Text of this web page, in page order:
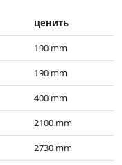
ценить
190 mm
190 mm
400 mm
2100 mm
2730 mm